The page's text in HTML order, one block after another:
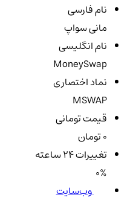
نام فارسی
مانی سواپ
نام انگلیسی
MoneySwap
نماد اختصاری
MSWAP
قیمت تومانی
تغییرات ۲۴ ساعته
0%
وب‌سایت